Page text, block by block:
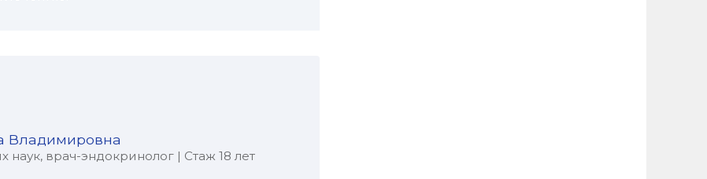
Владимировна
наук, врач-эндокринолог | Стаж 18 лет